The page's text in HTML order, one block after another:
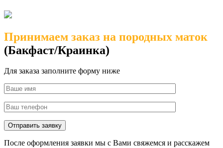
Принимаем заказ на породных маток
(Бакфаст/Краинка)
Для заказа заполните форму ниже
После оформления заявки мы с Вами свяжемся и расскажем